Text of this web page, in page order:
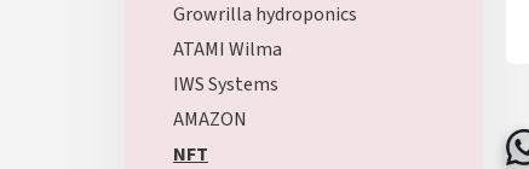
Growrilla hydroponics
ATAMI Wilma
IWS Systems
AMAZON
NFT